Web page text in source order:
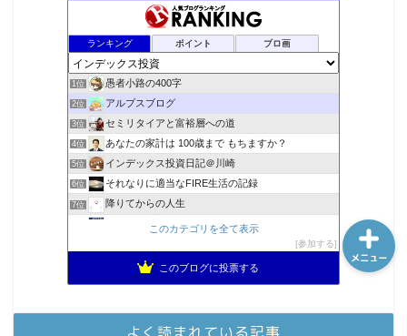
ランキング ポイント ブロ画
1位 愚者小路の400字
2位 アルプスブログ
3位 セミリタイアと富裕層への道
4位 あなたの家計は 100歳まで もちますか？
5位 インデックス投資日記＠川崎
6位 それなりに適当なFIRE生活の記録
7位 降りてからの人生
2023年(46歳)FIRE！！！＠20XX年FIRE！！！
スパコンSEが効率的投資で一家セミリタイアするブログ
3階建ての資産形成
11位 お金に困らない生活（インデックス投資ブログ）
庶民的家族がインデックス投資でセミリタイア目指してみた
このカテゴリを全て表示
参加する
このブログに投票する
よく読まれている記事
メニュー
シーケンス制御
金融